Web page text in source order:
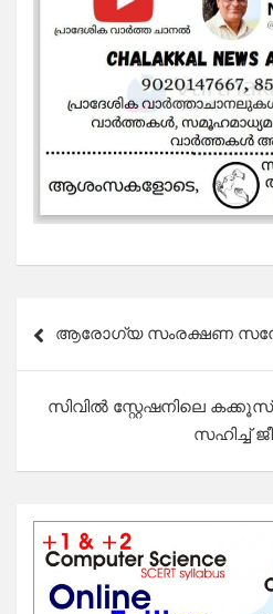
navigation
ആരോഗ്യ സംരക്ഷണ
സിവിൽ സ്റ്റേഷനിലെ കക്കൂസ്
സഹിച്ച്